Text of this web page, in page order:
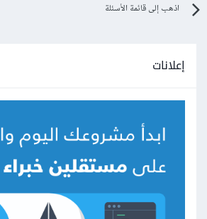
اذهب إلى قائمة الأسئلة
إعلانات